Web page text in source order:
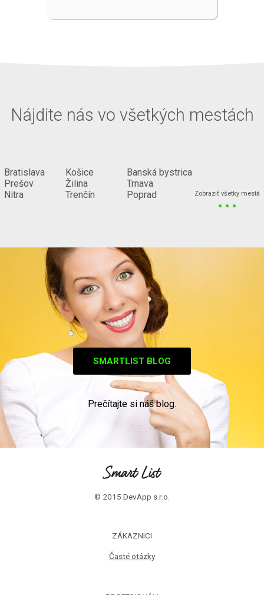
Nájdite nás vo všetkých mestách
Bratislava
Prešov
Nitra
Košice
Žilina
Trenčín
Banská bystrica
Trnava
Poprad
Zobraziť všetky mestá
...
SMARTLIST BLOG
Prečítajte si náš blog.
© 2015 DevApp s.r.o.
ZÁKAZNICI
Časté otázky